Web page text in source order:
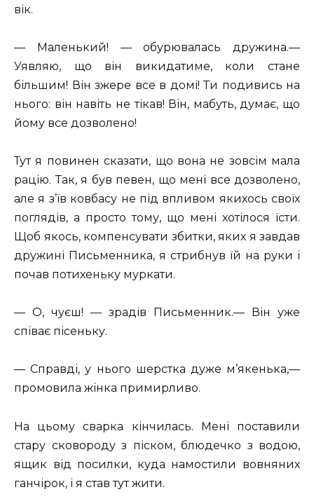
вік.
— Маленький! — обурювалась дружина.—
Уявляю, що він викидатиме, коли стане
більшим! Він зжере все в домі! Ти подивись на
нього: він навіть не тікав! Він, мабуть, думає, що
йому все дозволено!
Тут я повинен сказати, що вона не зовсім мала
рацію. Так, я був певен, що мені все дозволено,
але я з’їв ковбасу не під впливом якихось своїх
поглядів, а просто тому, що мені хотілося їсти.
Щоб якось, компенсувати збитки, яких я завдав
дружині Письменника, я стрибнув їй на руки і
почав потихеньку муркати.
— О, чуєш! — зрадів Письменник.— Він уже
співає пісеньку.
— Справді, у нього шерстка дуже м’якенька,—
промовила жінка примирливо.
На цьому сварка кінчилась. Мені поставили
стару сковороду з піском, блюдечко з водою,
ящик від посилки, куда намостили вовняних
ганчірок, і я став тут жити.